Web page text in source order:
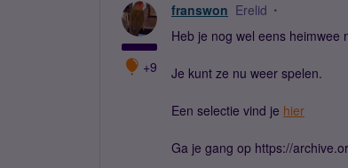
+9
franswon Erelid
Heb je nog wel eens heimwee
Je kunt ze nu weer spelen.
Een selectie vind je hier
Ga je gang op https://